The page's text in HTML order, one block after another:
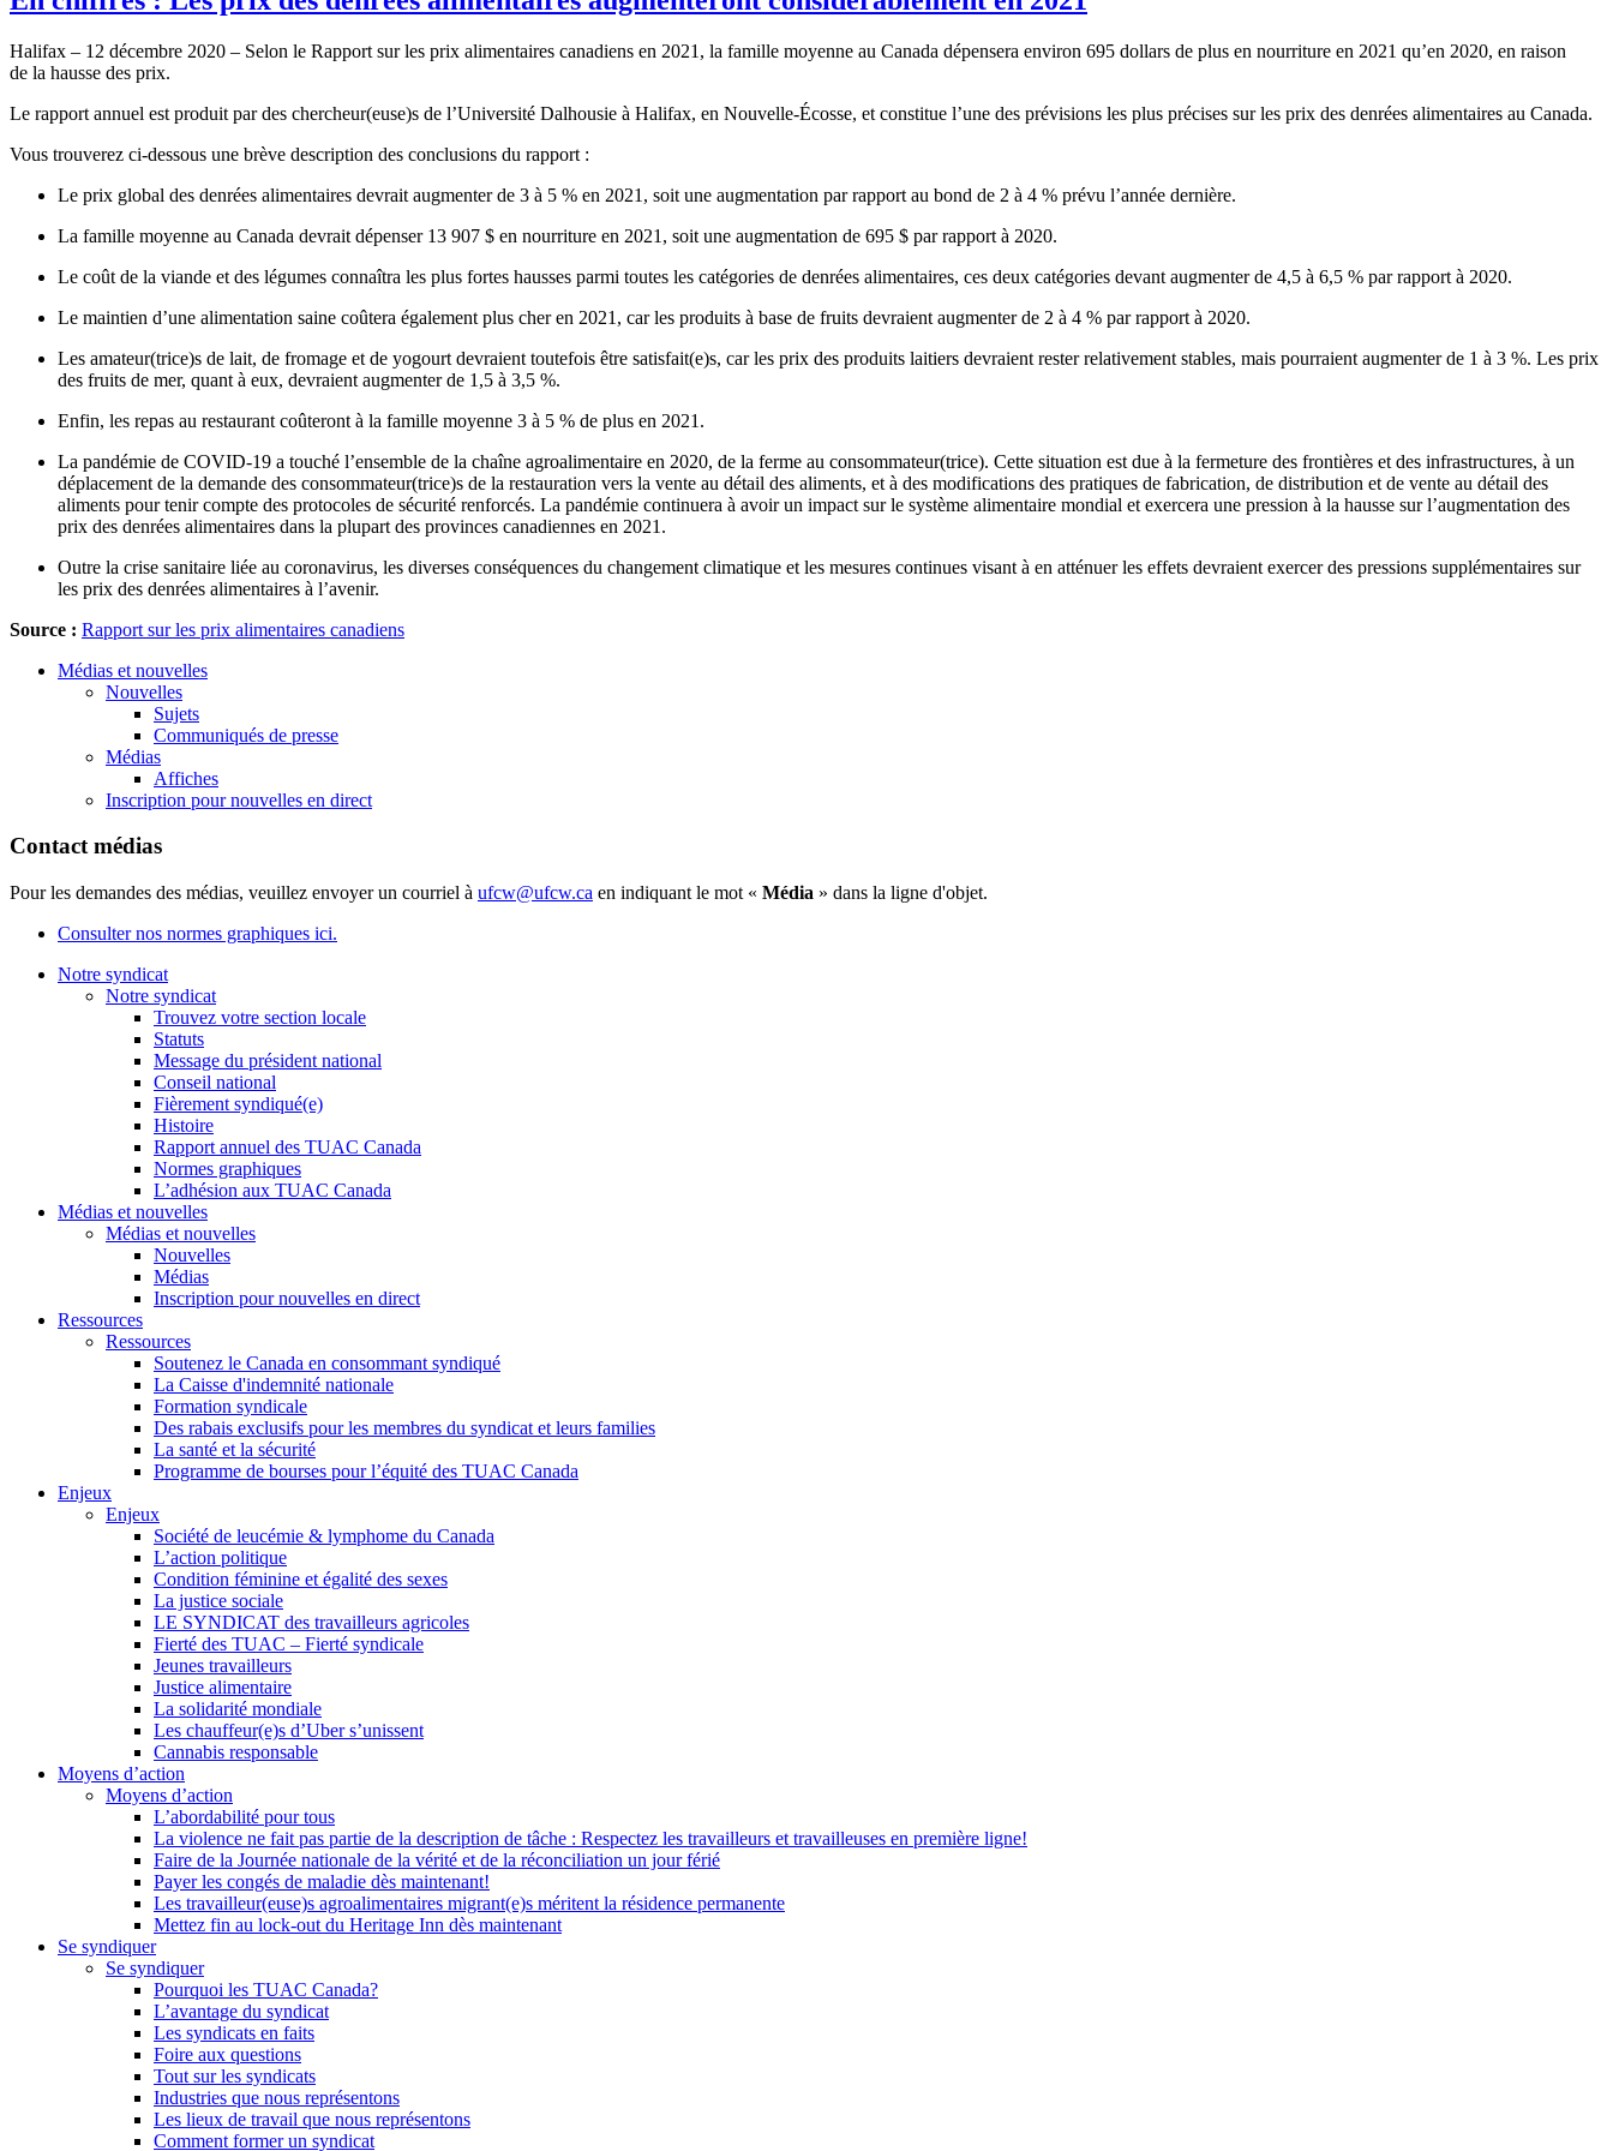
Halifax – 12 décembre 2020 – Selon le Rapport sur les prix alimentaires canadiens en 2021, la famille moyenne au Canada dépensera environ 695 dollars de plus en nourriture en 2021 qu’en 2020, en raison
de la hausse des prix.
Le rapport annuel est produit par des chercheur(euse)s de l’Université Dalhousie à Halifax, en Nouvelle-Écosse, et constitue l’une des prévisions les plus précises sur les prix des denrées alimentaires au Canada.
Vous trouverez ci-dessous une brève description des conclusions du rapport :
Le prix global des denrées alimentaires devrait augmenter de 3 à 5 % en 2021, soit une augmentation par rapport au bond de 2 à 4 % prévu l’année dernière.
La famille moyenne au Canada devrait dépenser 13 907 $ en nourriture en 2021, soit une augmentation de 695 $ par rapport à 2020.
Le coût de la viande et des légumes connaîtra les plus fortes hausses parmi toutes les catégories de denrées alimentaires, ces deux catégories devant augmenter de 4,5 à 6,5 % par rapport à 2020.
Le maintien d’une alimentation saine coûtera également plus cher en 2021, car les produits à base de fruits devraient augmenter de 2 à 4 % par rapport à 2020.
Les amateur(trice)s de lait, de fromage et de yogourt devraient toutefois être satisfait(e)s, car les prix des produits laitiers devraient rester relativement stables, mais pourraient augmenter de 1 à 3 %. Les prix
des fruits de mer, quant à eux, devraient augmenter de 1,5 à 3,5 %.
Enfin, les repas au restaurant coûteront à la famille moyenne 3 à 5 % de plus en 2021.
La pandémie de COVID‑19 a touché l’ensemble de la chaîne agroalimentaire en 2020, de la ferme au consommateur(trice). Cette situation est due à la fermeture des frontières et des infrastructures, à un
déplacement de la demande des consommateur(trice)s de la restauration vers la vente au détail des aliments, et à des modifications des pratiques de fabrication, de distribution et de vente au détail des
aliments pour tenir compte des protocoles de sécurité renforcés. La pandémie continuera à avoir un impact sur le système alimentaire mondial et exercera une pression à la hausse sur l’augmentation des
prix des denrées alimentaires dans la plupart des provinces canadiennes en 2021.
Outre la crise sanitaire liée au coronavirus, les diverses conséquences du changement climatique et les mesures continues visant à en atténuer les effets devraient exercer des pressions supplémentaires sur
les prix des denrées alimentaires à l’avenir.
Source : Rapport sur les prix alimentaires canadiens
Médias et nouvelles
Nouvelles
Sujets
Communiqués de presse
Médias
Affiches
Inscription pour nouvelles en direct
Contact médias
Pour les demandes des médias, veuillez envoyer un courriel à ufcw@ufcw.ca en indiquant le mot « Média » dans la ligne d'objet.
Consulter nos normes graphiques ici.
Notre syndicat
Notre syndicat
Trouvez votre section locale
Statuts
Message du président national
Conseil national
Fièrement syndiqué(e)
Histoire
Rapport annuel des TUAC Canada
Normes graphiques
L’adhésion aux TUAC Canada
Médias et nouvelles
Médias et nouvelles
Nouvelles
Médias
Inscription pour nouvelles en direct
Ressources
Ressources
Soutenez le Canada en consommant syndiqué
La Caisse d'indemnité nationale
Formation syndicale
Des rabais exclusifs pour les membres du syndicat et leurs families
La santé et la sécurité
Programme de bourses pour l’équité des TUAC Canada
Enjeux
Enjeux
Société de leucémie & lymphome du Canada
L’action politique
Condition féminine et égalité des sexes
La justice sociale
LE SYNDICAT des travailleurs agricoles
Fierté des TUAC – Fierté syndicale
Jeunes travailleurs
Justice alimentaire
La solidarité mondiale
Les chauffeur(e)s d’Uber s’unissent
Cannabis responsable
Moyens d’action
Moyens d’action
L’abordabilité pour tous
La violence ne fait pas partie de la description de tâche : Respectez les travailleurs et travailleuses en première ligne!
Faire de la Journée nationale de la vérité et de la réconciliation un jour férié
Payer les congés de maladie dès maintenant!
Les travailleur(euse)s agroalimentaires migrant(e)s méritent la résidence permanente
Mettez fin au lock-out du Heritage Inn dès maintenant
Se syndiquer
Se syndiquer
Pourquoi les TUAC Canada?
L’avantage du syndicat
Les syndicats en faits
Foire aux questions
Tout sur les syndicats
Industries que nous représentons
Les lieux de travail que nous représentons
Comment former un syndicat